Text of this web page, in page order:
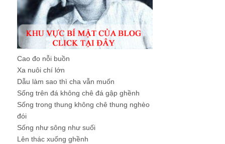
Cao đo nỗi buồn
Xa nuôi chí lớn
Dẫu làm sao thì cha vẫn muốn
Sống trên đá không chê đá gập ghềnh
Sống trong thung không chê thung nghèo
đói
Sống như sông như suối
Lên thác xuống ghềnh